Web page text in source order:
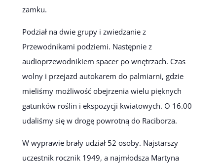
zamku.
Podział na dwie grupy i zwiedzanie z
Przewodnikami podziemi. Następnie z
audioprzewodnikiem spacer po wnętrzach. Czas
wolny i przejazd autokarem do palmiarni, gdzie
mieliśmy możliwość obejrzenia wielu pięknych
gatunków roślin i ekspozycji kwiatowych. O 16.00
udaliśmy się w drogę powrotną do Raciborza.
W wyprawie brały udział 52 osoby. Najstarszy
uczestnik rocznik 1949, a najmłodsza Martyna